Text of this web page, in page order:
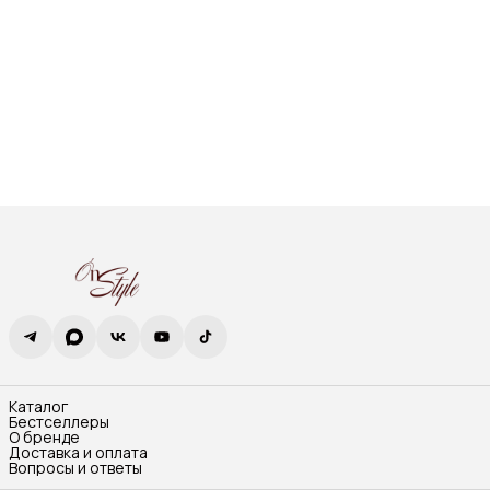
Каталог
Бестселлеры
О бренде
Доставка и оплата
Вопросы и ответы